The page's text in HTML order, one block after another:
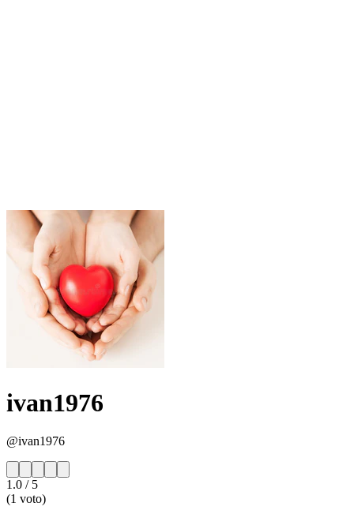
ivan1976
@ivan1976
1.0 / 5
(1 voto)